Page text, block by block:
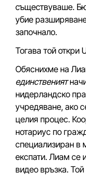
съществуваше.
убие
започнало.
Тогава той откри
Обяснихме на
единственият
нидерландско
учредяване, ако
целия процес.
нотариус по
специализиран в
експати. Лиам се
видео връзка.